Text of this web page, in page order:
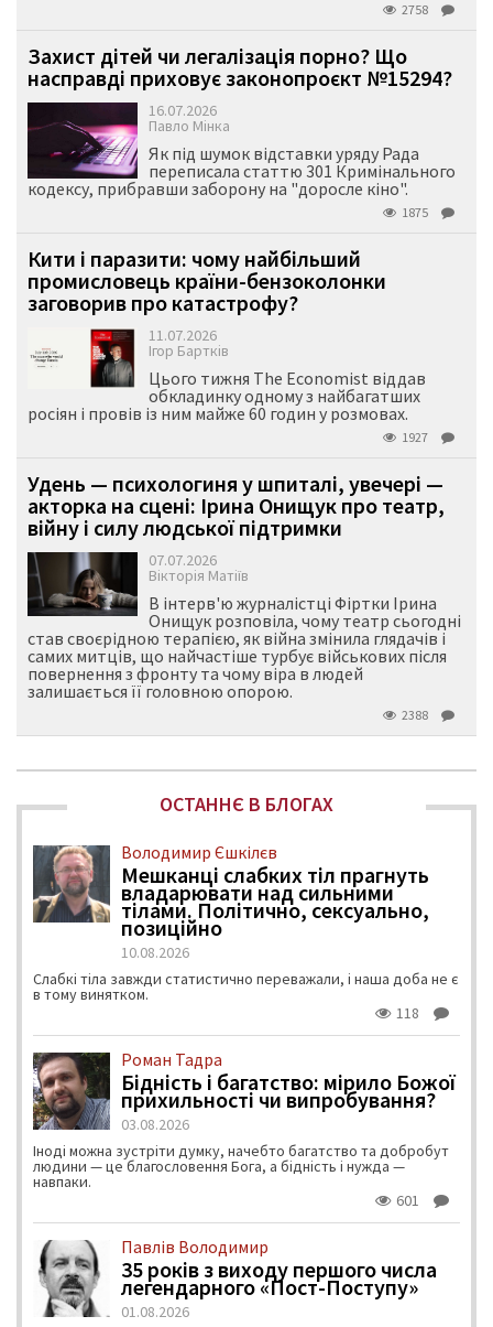
2758
Захист дітей чи легалізація порно? Що
насправді приховує законопроєкт №15294?
16.07.2026
Павло Мінка
Як під шумок відставки уряду Рада
переписала статтю 301 Кримінального
кодексу, прибравши заборону на "доросле кіно".
1875
Кити і паразити: чому найбільший
промисловець країни-бензоколонки
заговорив про катастрофу?
11.07.2026
Ігор Бартків
Цього тижня The Economist віддав
обкладинку одному з найбагатших
росіян і провів із ним майже 60 годин у розмовах.
1927
Удень — психологиня у шпиталі, увечері —
акторка на сцені: Ірина Онищук про театр,
війну і силу людської підтримки
07.07.2026
Вікторія Матіїв
В інтерв'ю журналістці Фіртки Ірина
Онищук розповіла, чому театр сьогодні
став своєрідною терапією, як війна змінила глядачів і
самих митців, що найчастіше турбує військових після
повернення з фронту та чому віра в людей
залишається її головною опорою.
2388
ОСТАННЄ В БЛОГАХ
Володимир Єшкілєв
Мешканці слабких тіл прагнуть
владарювати над сильними
тілами. Політично, сексуально,
позиційно
10.08.2026
Слабкі тіла завжди статистично переважали, і наша доба не є
в тому винятком.
118
Роман Тадра
Бідність і багатство: мірило Божої
прихильності чи випробування?
03.08.2026
Іноді можна зустріти думку, начебто багатство та добробут
людини — це благословення Бога, а бідність і нужда —
навпаки.
601
Павлів Володимир
35 років з виходу першого числа
легендарного «Пост-Поступу»
01.08.2026